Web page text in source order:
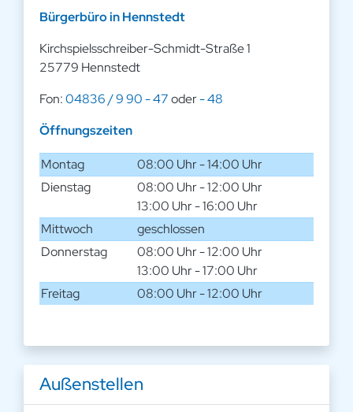
Bürgerbüro in Hennstedt
Kirchspielsschreiber-Schmidt-Straße 1
25779 Hennstedt
Fon:04836 / 9 90 - 47oder- 48
Öffnungszeiten
Montag
08:00 Uhr - 14:00 Uhr
Dienstag
08:00 Uhr - 12:00 Uhr
13:00 Uhr - 16:00 Uhr
Mittwoch
geschlossen
Donnerstag
08:00 Uhr - 12:00 Uhr
13:00 Uhr - 17:00 Uhr
Freitag
08:00 Uhr - 12:00 Uhr
Außenstellen